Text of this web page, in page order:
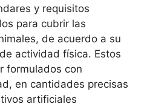
y requisitos
para cubrir las
de acuerdo a su
actividad física. Estos
formulados con
en cantidades precisas
artificiales